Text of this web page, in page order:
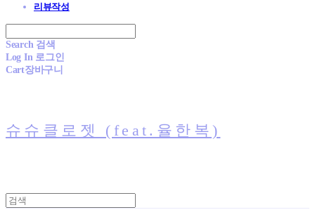
리뷰작성
Search 검색
Log In 로그인
Cart장바구니
슈슈클로젯 (feat.율한복)